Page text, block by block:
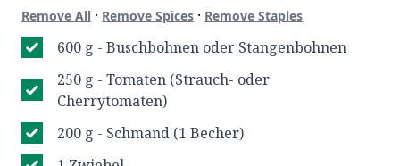
Remove All · Remove Spices · Remove Staples
600 g - Buschbohnen oder Stangenbohnen
250 g - Tomaten (Strauch- oder
Cherrytomaten)
200 g - Schmand (1 Becher)